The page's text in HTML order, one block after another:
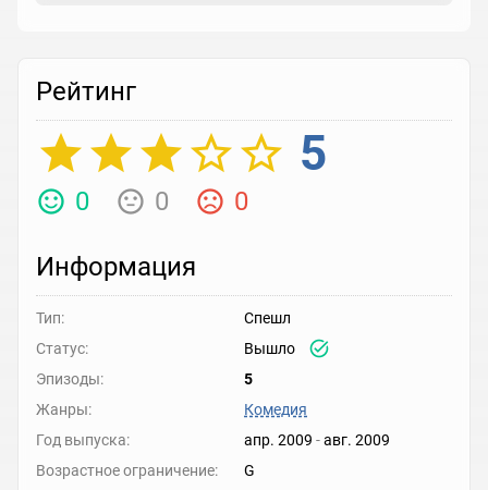
Рейтинг
5
0 0 0
Информация
Тип:
Спешл
Статус:
Вышло
Эпизоды:
5
Жанры:
Комедия
Год выпуска:
апр. 2009 -авг. 2009
Возрастное ограничение:
G